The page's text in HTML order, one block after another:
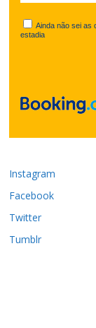
Ainda não sei as
estadia
Instagram
Facebook
Twitter
Tumblr